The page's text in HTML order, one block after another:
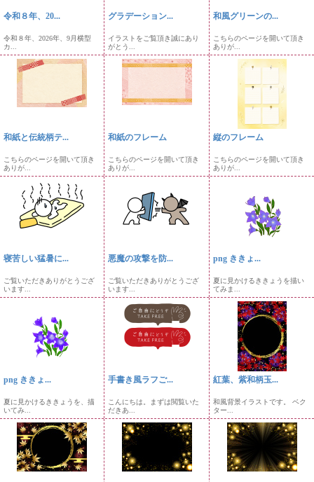
令和８年、20...
令和８年、2026年、9月横型
カ...
グラデーション...
イラストをご覧頂き誠にあり
がとう...
和風グリーンの...
こちらのページを開いて頂き
ありが...
和紙と伝統柄テ...
こちらのページを開いて頂き
ありが...
和紙のフレーム
こちらのページを開いて頂き
ありが...
縦のフレーム
こちらのページを開いて頂き
ありが...
寝苦しい猛暑に...
ご覧いただきありがとうござ
います...
悪魔の攻撃を防...
ご覧いただきありがとうござ
います...
png ききょ...
夏に見かけるききょうを描い
てみま...
png ききょ...
夏に見かけるききょうを、描
いてみ...
手書き風ラフご...
こんにちは。まずは閲覧いた
だきあ...
紅葉、紫和柄玉...
和風背景イラストです。 ベク
ター...